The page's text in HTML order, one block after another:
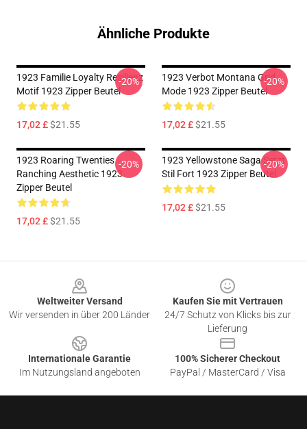
Ähnliche Produkte
1923 Familie Loyalty Resilienz
Motif 1923 Zipper Beutel
17,02 £$21.55
-20%
1923 Verbot Montana Grid
Mode 1923 Zipper Beutel
17,02 £$21.55
-20%
1923 Roaring Twenties
Ranching Aesthetic 1923
Zipper Beutel
17,02 £$21.55
-20%
1923 Yellowstone Saga Setzt
Stil Fort 1923 Zipper Beutel
17,02 £$21.55
-20%
Weltweiter Versand
Wir versenden in über 200 Länder
Kaufen Sie mit Vertrauen
24/7 Schutz von Klicks bis zur
Lieferung
Internationale Garantie
Im Nutzungsland angeboten
100% Sicherer Checkout
PayPal / MasterCard / Visa